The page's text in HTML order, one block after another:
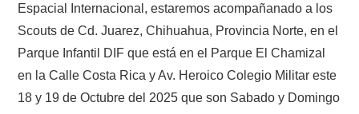
Espacial Internacional, estaremos acompañanado a los
Scouts de Cd. Juarez, Chihuahua, Provincia Norte, en el
Parque Infantil DIF que está en el Parque El Chamizal
en la Calle Costa Rica y Av. Heroico Colegio Militar este
18 y 19 de Octubre del 2025 que son Sabado y Domingo